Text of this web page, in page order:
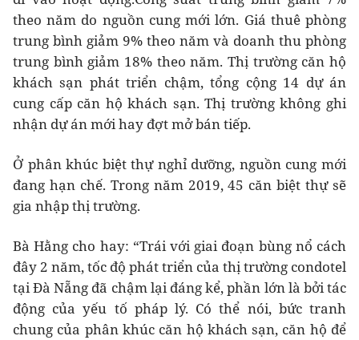
theo năm do nguồn cung mới lớn. Giá thuê phòng
trung bình giảm 9% theo năm và doanh thu phòng
trung bình giảm 18% theo năm. Thị trường căn hộ
khách sạn phát triển chậm, tổng cộng 14 dự án
cung cấp căn hộ khách sạn. Thị trường không ghi
nhận dự án mới hay đợt mở bán tiếp.
Ở phân khúc biệt thự nghỉ dưỡng, nguồn cung mới
đang hạn chế. Trong năm 2019, 45 căn biệt thự sẽ
gia nhập thị trường.
Bà Hằng cho hay: “Trái với giai đoạn bùng nổ cách
đây 2 năm, tốc độ phát triển của thị trường condotel
tại Đà Nẵng đã chậm lại đáng kể, phần lớn là bởi tác
động của yếu tố pháp lý. Có thể nói, bức tranh
chung của phân khúc căn hộ khách sạn, căn hộ để